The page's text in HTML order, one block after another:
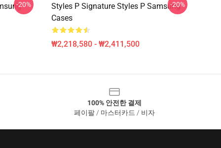
-20%
Styles P Signature Styles P Samsung
Cases
₩2,218,580 - ₩2,411,500
-20%
100% 안전한 결제
페이팔 / 마스터카드 / 비자